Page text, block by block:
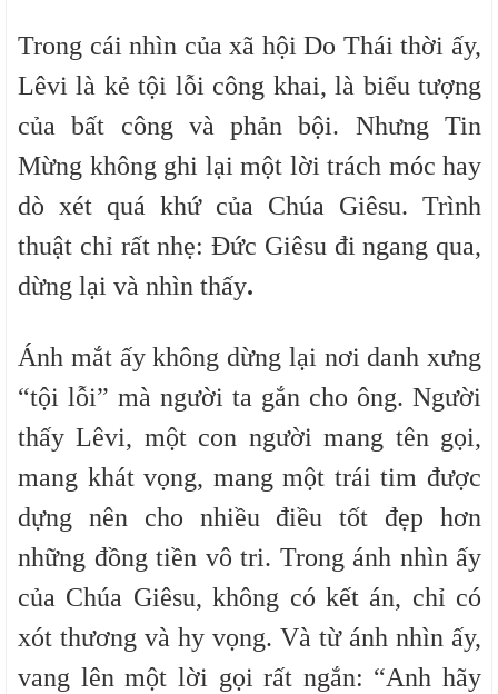
Trong cái nhìn của xã hội Do Thái thời ấy,
Lêvi là kẻ tội lỗi công khai, là biểu tượng
của bất công và phản bội. Nhưng Tin
Mừng không ghi lại một lời trách móc hay
dò xét quá khứ của Chúa Giêsu. Trình
thuật chỉ rất nhẹ: Đức Giêsu đi ngang qua,
dừng lại và nhìn thấy.
Ánh mắt ấy không dừng lại nơi danh xưng
“tội lỗi” mà người ta gắn cho ông. Người
thấy Lêvi, một con người mang tên gọi,
mang khát vọng, mang một trái tim được
dựng nên cho nhiều điều tốt đẹp hơn
những đồng tiền vô tri. Trong ánh nhìn ấy
của Chúa Giêsu, không có kết án, chỉ có
xót thương và hy vọng. Và từ ánh nhìn ấy,
vang lên một lời gọi rất ngắn: “Anh hãy